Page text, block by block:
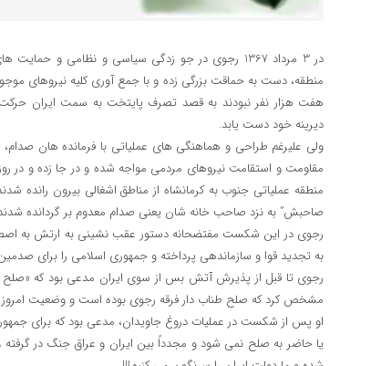
در 3 مرداد 1367 رجوی در جو زدگی سیاسی و نظامی و
منطقه، دست به حماقت بزرگی زده و با جمع آوری کلیه نیروهای
هفت هزار نفر نبودند به قصد تصرف پایتخت به سمت ایران حرکت
دیرینه خود دست یابد.
ولی علیرغم طراحی و هماهنگی های عملیاتی با فرمانده هان
مقاومت و استقامت نیرو‌های مردمی مواجه شده و در جا زده و در
منطقه عملیاتی جنوب به کرمانشاه از مناطق اشغالی بیرون رانده
صاحبش” به نزد صاحب خانه شان یعنی صدام معدوم بر گردانده
رجوی در این شکست مفتضحانه دستور عقب نشینی به ارتش به
به تجدید قوا و سازماندهی پرداخته و جمهوری اسلامی را برای
رجوی تا قبل از پذیرش آتش بس از سوی ایران مدعی بود که «صلح
مشخص کرد که صلح طناب دار فرقه رجوی بوده است و وضعیت امروز
او پس از شکست در عملیات دروغ جاویدان، مدعی بود که برای
یا حاضر به صلح نمی شود و مجدداً بین ایران و عراق جنگ در